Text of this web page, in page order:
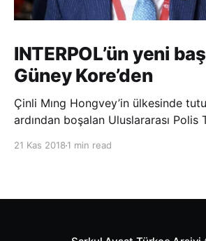
INTERPOL’ün yeni
Güney Kore’den
Çinli Mıng Hongvey’in ülkesinde
ardından boşalan Uluslararası Polis
21 Kas 2018 1 min read